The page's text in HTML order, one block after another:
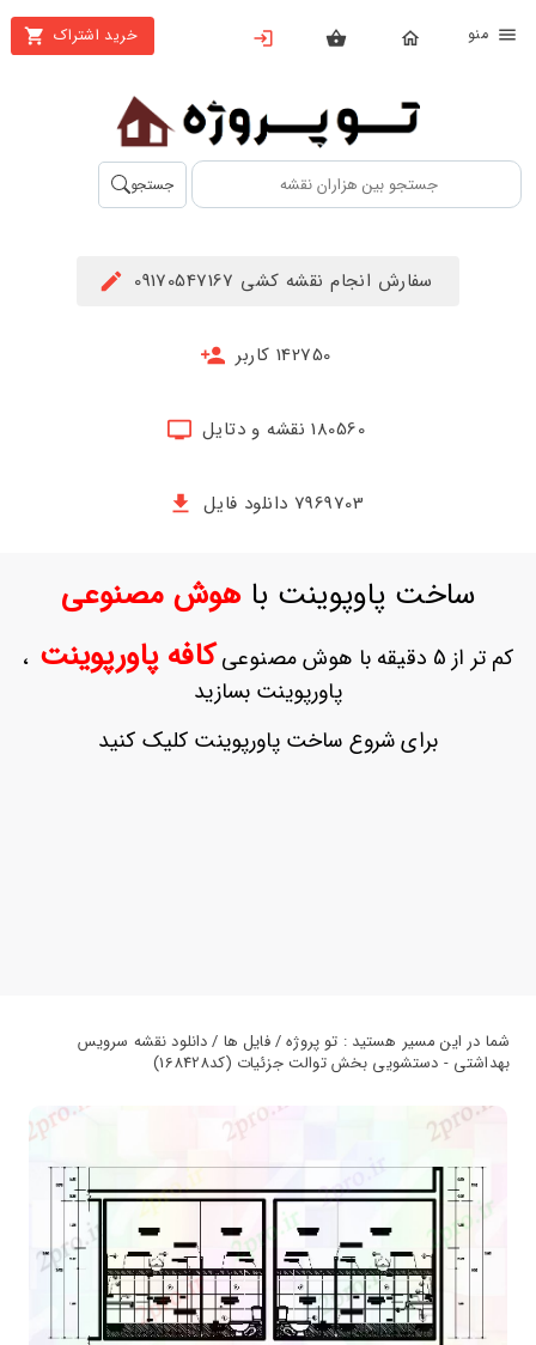
خرید اشتراک
بستن
محصولات
تهیه
اشتراک
حساب
ثبت
بازیابی
جستجو
سفارش انجام نقشه کشی 09170547167
142750 کاربر
180560 نقشه و دتایل
7969703 دانلود فایل
ساخت پاوپوینت باهوش مصنوعی
کم تر از 5 دقیقه با هوش مصنوعی کافه پاورپوینت ،
پاورپوینت بسازید
برای شروع ساخت پاورپوینت کلیک کنید
شما در این مسیر هستید : تو پروژه / فایل ها / دانلود نقشه سرویس
بهداشتی - دستشویی بخش توالت جزئیات (کد168428)